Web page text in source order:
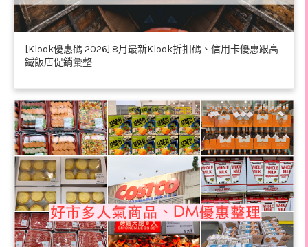
[Klook優惠碼 2026] 8月最新Klook折扣碼、信用卡優惠跟高
鐵飯店促銷彙整